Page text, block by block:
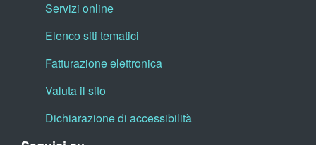
Servizi online
Elenco siti tematici
Fatturazione elettronica
Valuta il sito
Dichiarazione di accessibilità